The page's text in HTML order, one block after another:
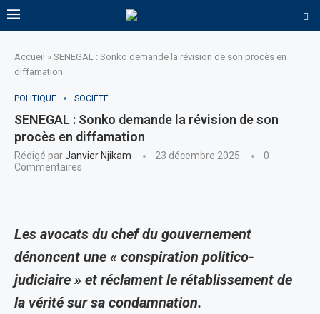
Accueil » SENEGAL : Sonko demande la révision de son procès en
diffamation
POLITIQUE SOCIÉTÉ
SENEGAL : Sonko demande la révision de son
procès en diffamation
Rédigé parJanvier Njikam 23 décembre 2025
0
Commentaires
Les avocats du chef du gouvernement
dénoncent une « conspiration politico-
judiciaire » et réclament le rétablissement de
la vérité sur sa condamnation.